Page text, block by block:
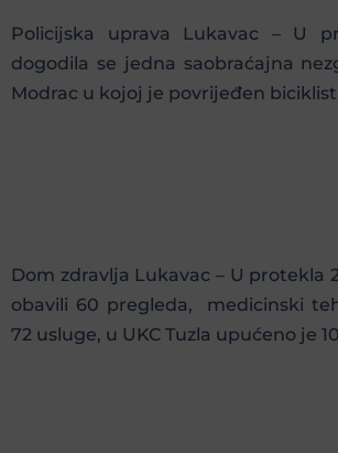
Policijska uprava Lukavac – U
dogodila se jedna saobraćajna
Modrac u kojoj je povrijeđen
Dom zdravlja Lukavac – U protekla
obavili 60 pregleda, medicinski
72 usluge, u UKC Tuzla upućeno je